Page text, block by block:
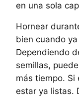
en una sola
Hornear
bien cuando
Dependiendo
semillas,
más tiempo. Si
estar ya listas.